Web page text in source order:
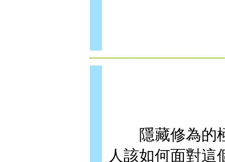
隱藏修為的極
人該如何面對這